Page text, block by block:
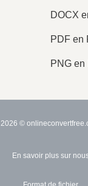
DOCX
PDF en
PNG en
2026 ©
En savoir plus sur